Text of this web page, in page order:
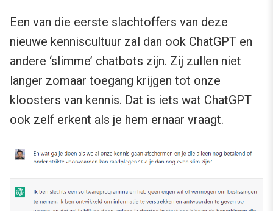
Een van die eerste slachtoffers van deze
nieuwe kenniscultuur zal dan ook ChatGPT en
andere ‘slimme’ chatbots zijn. Zij zullen niet
langer zomaar toegang krijgen tot onze
kloosters van kennis. Dat is iets wat ChatGPT
ook zelf erkent als je hem ernaar vraagt.